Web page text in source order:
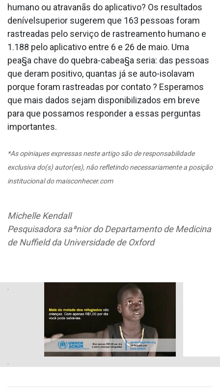
humano ou atravanãs do aplicativo? Os resultados
denívelsuperior sugerem que 163 pessoas foram
rastreadas pelo serviço de rastreamento humano e
1.188 pelo aplicativo entre 6 e 26 de maio. Uma
pea§a chave do quebra-cabea§a seria: das pessoas
que deram positivo, quantas já se auto-isolavam
porque foram rastreadas por contato ? Esperamos
que mais dados sejam disponibilizados em breve
para que possamos responder a essas perguntas
importantes.
*As opiniaµes expressas neste artigo são de responsabilidade
exclusiva do(s) autor(es), não refletindo necessariamente a posição
institucional do maisconhecer.com
Michelle Kendall
Pesquisadora saªnior do Departamento de Medicina
de Nuffield da Universidade de Oxford
.